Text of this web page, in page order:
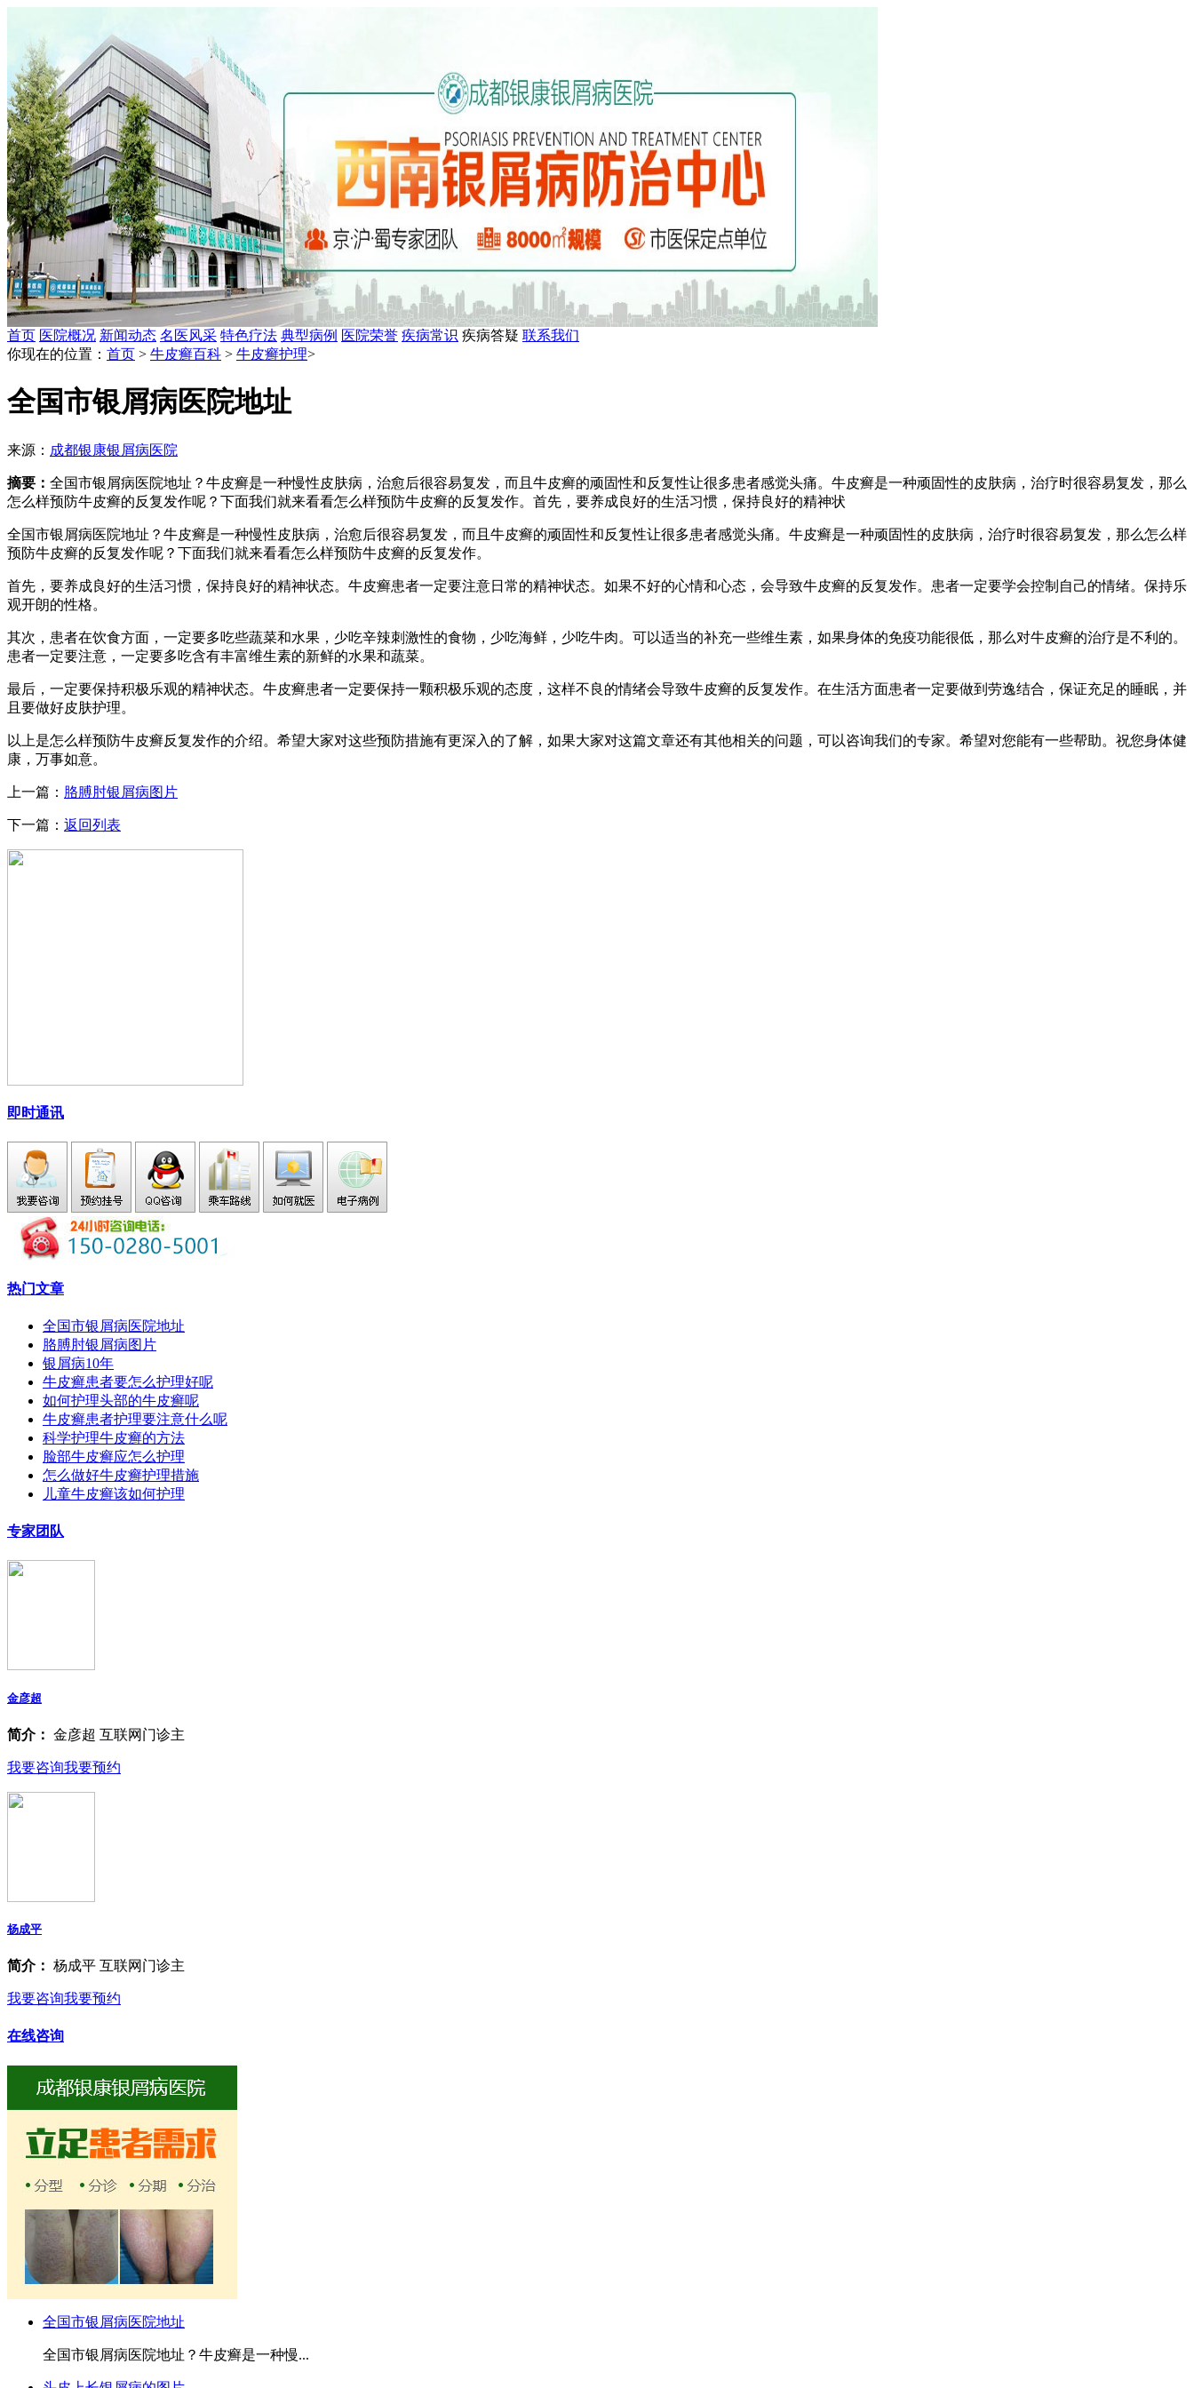
首页 医院概况 新闻动态 名医风采 特色疗法 典型病例 医院荣誉 疾病常识 疾病答疑 联系我们
你现在的位置： 首页 > 牛皮癣百科 > 牛皮癣护理>
全国市银屑病医院地址
来源： 成都银康银屑病医院
摘要： 全国市银屑病医院地址？牛皮癣是一种慢性皮肤病，治愈后很容易复发，而且牛皮癣的顽固性和反复性让很多患者感觉头痛。牛皮癣是一种顽固性的皮肤病，治疗时很容易复发，那么
怎么样预防牛皮癣的反复发作呢？下面我们就来看看怎么样预防牛皮癣的反复发作。首先，要养成良好的生活习惯，保持良好的精神状
全国市银屑病医院地址？牛皮癣是一种慢性皮肤病，治愈后很容易复发，而且牛皮癣的顽固性和反复性让很多患者感觉头痛。牛皮癣是一种顽固性的皮肤病，治疗时很容易复发，那么怎么样
预防牛皮癣的反复发作呢？下面我们就来看看怎么样预防牛皮癣的反复发作。
首先，要养成良好的生活习惯，保持良好的精神状态。牛皮癣患者一定要注意日常的精神状态。如果不好的心情和心态，会导致牛皮癣的反复发作。患者一定要学会控制自己的情绪。保持乐
观开朗的性格。
其次，患者在饮食方面，一定要多吃些蔬菜和水果，少吃辛辣刺激性的食物，少吃海鲜，少吃牛肉。可以适当的补充一些维生素，如果身体的免疫功能很低，那么对牛皮癣的治疗是不利的。
患者一定要注意，一定要多吃含有丰富维生素的新鲜的水果和蔬菜。
最后，一定要保持积极乐观的精神状态。牛皮癣患者一定要保持一颗积极乐观的态度，这样不良的情绪会导致牛皮癣的反复发作。在生活方面患者一定要做到劳逸结合，保证充足的睡眠，并
且要做好皮肤护理。
以上是怎么样预防牛皮癣反复发作的介绍。希望大家对这些预防措施有更深入的了解，如果大家对这篇文章还有其他相关的问题，可以咨询我们的专家。希望对您能有一些帮助。祝您身体健
康，万事如意。
上一篇： 胳膊肘银屑病图片
下一篇： 返回列表
即时通讯
热门文章
全国市银屑病医院地址
胳膊肘银屑病图片
银屑病10年
牛皮癣患者要怎么护理好呢
如何护理头部的牛皮癣呢
牛皮癣患者护理要注意什么呢
科学护理牛皮癣的方法
脸部牛皮癣应怎么护理
怎么做好牛皮癣护理措施
儿童牛皮癣该如何护理
专家团队
金彦超
简介： 金彦超 互联网门诊主
我要咨询我要预约
杨成平
简介： 杨成平 互联网门诊主
我要咨询我要预约
在线咨询
全国市银屑病医院地址
全国市银屑病医院地址？牛皮癣是一种慢...